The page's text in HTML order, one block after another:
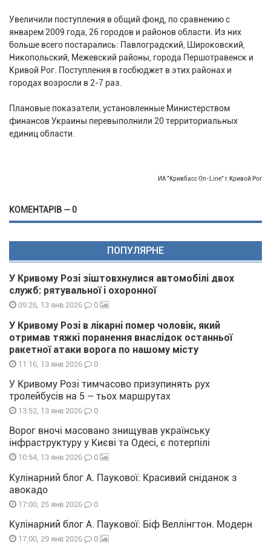
Увеличили поступления в общий фонд, по сравнению с
январем 2009 года, 26 городов и районов области. Из них
больше всего постарались: Павлоградский, Широковский,
Никопольский, Межевский районы, города Першотравенск и
Кривой Рог. Поступления в госбюджет в этих районах и
городах возросли в 2-7 раз.
Плановые показатели, установленные Министерством
финансов Украины перевыполнили 20 территориальных
единиц области.
ИА "Кривбасс On-Line" г.Кривой Рог
КОМЕНТАРІВ — 0
ПОПУЛЯРНЕ
У Кривому Розі зіштовхнулися автомобілі двох
служб: рятувальної і охоронної
09:26, 13 янв 2026 0
У Кривому Розі в лікарні помер чоловік, який
отримав тяжкі поранення внаслідок останньої
ракетної атаки ворога по нашому місту
11:16, 13 янв 2026 0
У Кривому Розі тимчасово призупинять рух
тролейбусів на 5 – тьох маршрутах
13:52, 13 янв 2026 0
Ворог вночі масовано знищував українську
інфраструктуру у Києві та Одесі, є потерпілі
10:54, 13 янв 2026 0
Кулінарний блог А. Паукової: Красивий сніданок з
авокадо
17:00, 25 янв 2026 0
Кулінарний блог А. Паукової: Біф Веллінгтон. Модерн
17:00, 29 янв 2026 0